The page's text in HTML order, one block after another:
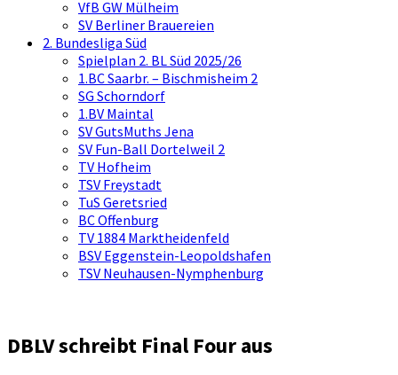
VfB GW Mülheim
SV Berliner Brauereien
2. Bundesliga Süd
Spielplan 2. BL Süd 2025/26
1.BC Saarbr. – Bischmisheim 2
SG Schorndorf
1.BV Maintal
SV GutsMuths Jena
SV Fun-Ball Dortelweil 2
TV Hofheim
TSV Freystadt
TuS Geretsried
BC Offenburg
TV 1884 Marktheidenfeld
BSV Eggenstein-Leopoldshafen
TSV Neuhausen-Nymphenburg
DBLV schreibt Final Four aus